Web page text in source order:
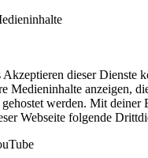
Akzeptieren dieser Dienste
Medieninhalte anzeigen,
werden. Mit deiner
Webseite folgende